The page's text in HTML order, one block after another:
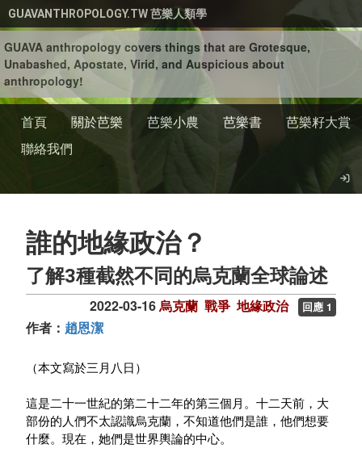
移至主內容
GUAVANTHROPOLOGY.TW 芭樂人類學
GUAVA anthropology covers things that are Grotesque,
Unabashed, Apostate, Virid, and Auspicious about
anthropology!
首頁 關於芭樂 芭樂小農 芭樂書
芭樂籽大賞
聯絡我們
誰的地緣政治？
了解3種截然不同的烏克蘭全球論述
2022-03-16烏克蘭 戰爭 地緣政治 回應 1
作者： 趙恩潔
（本文寫於三月八日）
這是二十一世紀的第二十二年的第三個月。十二天前，大
部份的人們不太認識烏克蘭，不知道他們是誰，他們想要
什麼。現在，她們是世界輿論的中心。